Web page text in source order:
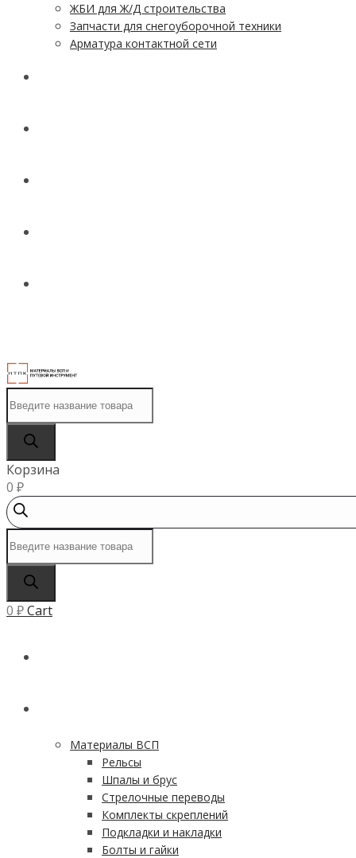
ЖБИ для Ж/Д строительства
Запчасти для снегоуборочной техники
Арматура контактной сети
товаров
Корзина
0 ₽
товаров
0 ₽Cart
Материалы ВСП
Рельсы
Шпалы и брус
Стрелочные переводы
Комплекты скреплений
Подкладки и накладки
Болты и гайки